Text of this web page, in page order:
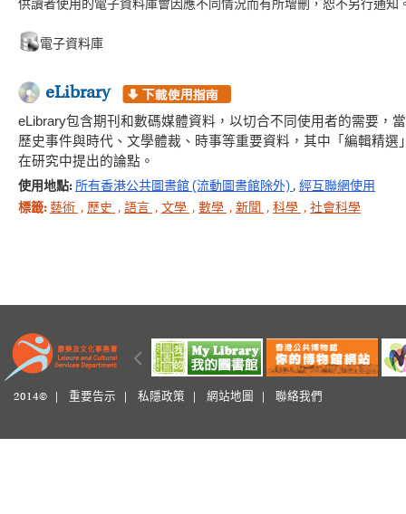
供讀者使用的電子資料庫會因應不同情況而有所增刪，恕不另行通知
電子資料庫
eLibrary
eLibrary包含期刊和數碼媒體資料，以切合不同使用者的需要，
歷史事件與時代、文學體裁、時事等重要資料，其中「編輯精
在研究中提出的論點。
使用地點: 所有香港公共圖書館 (流動圖書館除外) , 經互聯網使用
標籤: 藝術 , 歷史 , 語言 , 文學 , 數學 , 新聞 , 科學 , 社會科學
2014© | 重要告示 私隱政策 網站地圖 聯絡我們